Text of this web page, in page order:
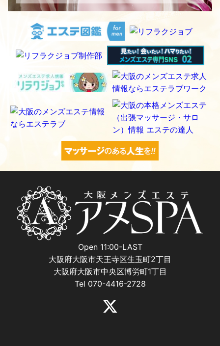
Open 11:00-LAST
大阪府大阪市天王寺区生玉町2丁目
大阪府大阪市中央区博労町1丁目
Tel 070-4416-2728